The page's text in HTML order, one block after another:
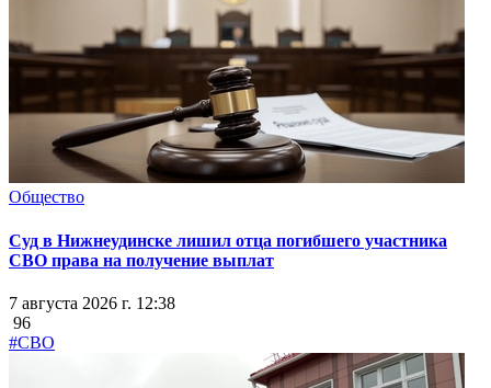
Общество
Суд в Нижнеудинске лишил отца погибшего участника
СВО права на получение выплат
7 августа 2026 г. 12:38
96
#СВО